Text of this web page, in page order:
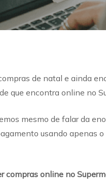
de natal e ainda
que encontra online no
mesmo de falar da
usando apenas
compras online no